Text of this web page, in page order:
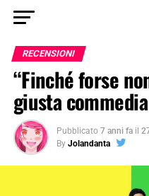
RECENSIONI
“Finché forse
giusta
Pubblicato 7 anni fa il
By Jolandanta